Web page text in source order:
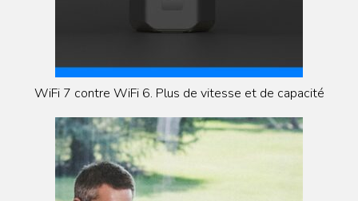
WiFi 7 contre WiFi 6. Plus de vitesse et de capacité